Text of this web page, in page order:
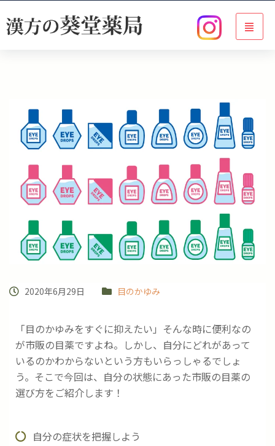
2020年6月29日 目のかゆみ
「目のかゆみをすぐに抑えたい」そんな時に便利なの
が市販の目薬ですよね。しかし、自分にどれがあって
いるのかわからないという方もいらっしゃるでしょ
う。そこで今回は、自分の状態にあった市販の目薬の
選び方をご紹介します！
自分の症状を把握しよう